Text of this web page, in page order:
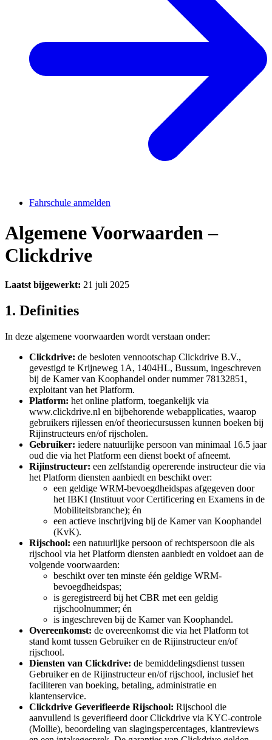
Fahrschule anmelden
Algemene Voorwaarden –
Clickdrive
Laatst bijgewerkt: 21 juli 2025
1. Definities
In deze algemene voorwaarden wordt verstaan onder:
Clickdrive: de besloten vennootschap Clickdrive B.V.,
gevestigd te Krijneweg 1A, 1404HL, Bussum, ingeschreven
bij de Kamer van Koophandel onder nummer 78132851,
exploitant van het Platform.
Platform: het online platform, toegankelijk via
www.clickdrive.nl en bijbehorende webapplicaties, waarop
gebruikers rijlessen en/of theoriecursussen kunnen boeken bij
Rijinstructeurs en/of rijscholen.
Gebruiker: iedere natuurlijke persoon van minimaal 16.5 jaar
oud die via het Platform een dienst boekt of afneemt.
Rijinstructeur: een zelfstandig opererende instructeur die via
het Platform diensten aanbiedt en beschikt over:
een geldige WRM-bevoegdheidspas afgegeven door
het IBKI (Instituut voor Certificering en Examens in de
Mobiliteitsbranche); én
een actieve inschrijving bij de Kamer van Koophandel
(KvK).
Rijschool: een natuurlijke persoon of rechtspersoon die als
rijschool via het Platform diensten aanbiedt en voldoet aan de
volgende voorwaarden:
beschikt over ten minste één geldige WRM-
bevoegdheidspas;
is geregistreerd bij het CBR met een geldig
rijschoolnummer; én
is ingeschreven bij de Kamer van Koophandel.
Overeenkomst: de overeenkomst die via het Platform tot
stand komt tussen Gebruiker en de Rijinstructeur en/of
rijschool.
Diensten van Clickdrive: de bemiddelingsdienst tussen
Gebruiker en de Rijinstructeur en/of rijschool, inclusief het
faciliteren van boeking, betaling, administratie en
klantenservice.
Clickdrive Geverifieerde Rijschool: Rijschool die
aanvullend is geverifieerd door Clickdrive via KYC-controle
(Mollie), beoordeling van slagingspercentages, klantreviews